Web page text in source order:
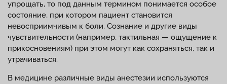
упрощать, то под данным термином понимается особое
состояние, при котором пациент становится
невосприимчивым к боли. Сознание и другие виды
чувствительности (например, тактильная — ощущение к
прикосновениям) при этом могут как сохраняться, так и
утрачиваться.
В медицине различные виды анестезии используются